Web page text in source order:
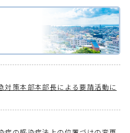
対策本部本部長による要請活動に